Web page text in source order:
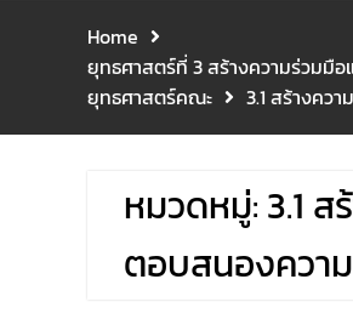
นเรศวร โดยกิจกรรมดังก
บุคลากรที่ปฏิบัติงาน ณ ก
คณะนิติศาสตร์ มหาวิทยา
โครงการปฐมนิเทศและพ
การศึกษา 2569 โดยได้รับ
ศาสตราจารย์ ดร.บุญญรั
Home
ยุทธศาสตร์ที่ 3 สร้างความร่วมมื
ยุทธศาสตร์คณะ
3.1 สร้างคว
หมวดหมู่: 3.1
ตอบสนองควา